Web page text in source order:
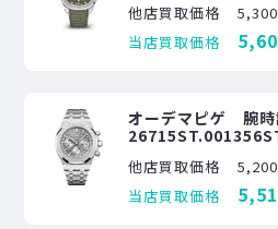
他店買取価格
当店買取価格
オーデマピゲ 腕
他店買取価格
当店買取価格